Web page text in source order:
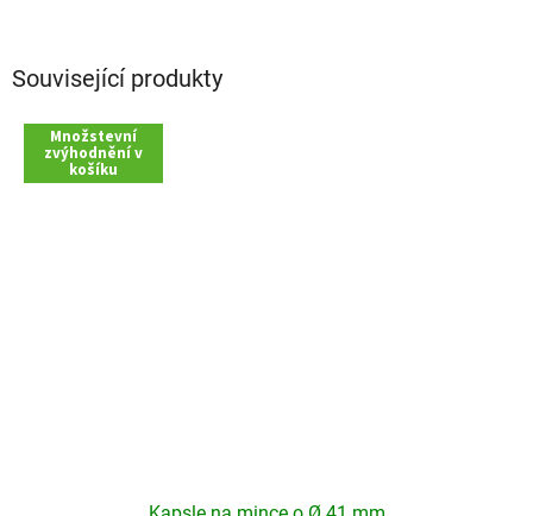
Související produkty
Množstevní
zvýhodnění v
košíku